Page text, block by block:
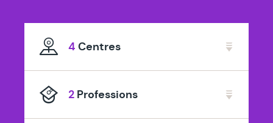
spécialisé
en
4 Centres
2 Professions